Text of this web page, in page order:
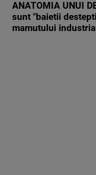
ANATOMIA UNUI
sunt "baietii
mamutului